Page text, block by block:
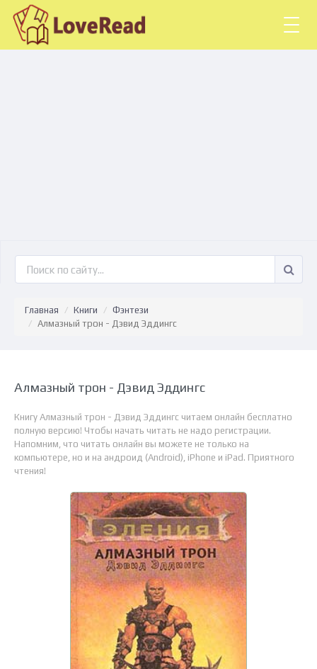
Главная Книги
Фэнтези
Алмазный трон - Дэвид Эддингс
Алмазный трон - Дэвид Эддингс
Книгу Алмазный трон - Дэвид Эддингс читаем онлайн бесплатно
полную версию! Чтобы начать читать не надо регистрации.
Напомним, что читать онлайн вы можете не только на
компьютере, но и на андроид (Android), iPhone и iPad. Приятного
чтения!